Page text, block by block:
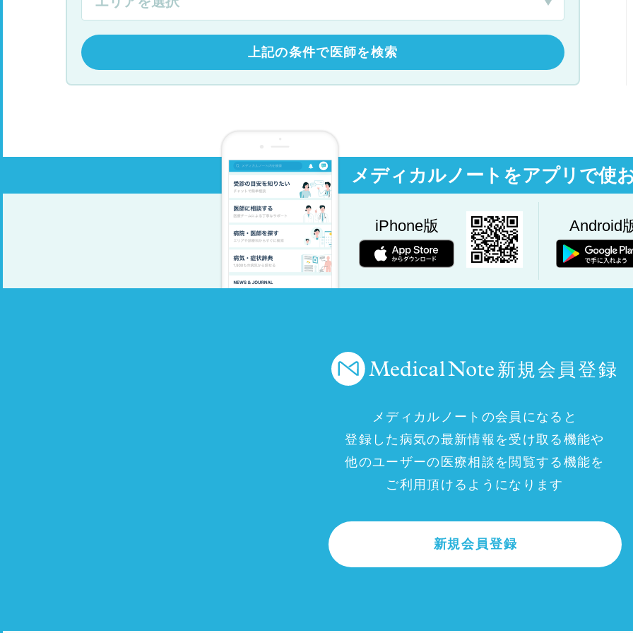
上記の条件で医師を検索
メディカルノートをアプリで使
iPhone版 Android
新規会員登録
メディカルノートの会員になると
登録した病気の最新情報を受け取る機能や
他のユーザーの医療相談を閲覧する機能を
ご利用頂けるようになります
新規会員登録